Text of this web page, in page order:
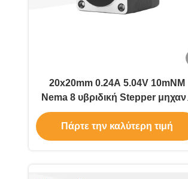
20x20mm 0.24A 5.04V 10mNM
Nema 8 υβριδική Stepper μηχανή
για το τρισδιάστατο ασήμι DIY
Πάρτε την καλύτερη τιμή